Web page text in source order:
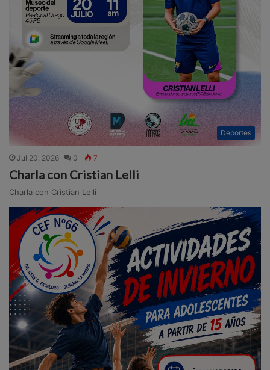
Deportes
Jul 20, 2026 0 7
Charla con Cristian Lelli
Charla con Cristian Lelli